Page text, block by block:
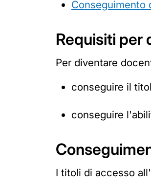
Conseguimento
Requisiti per
Per diventare
conseguire il
conseguire
I titoli di accesso